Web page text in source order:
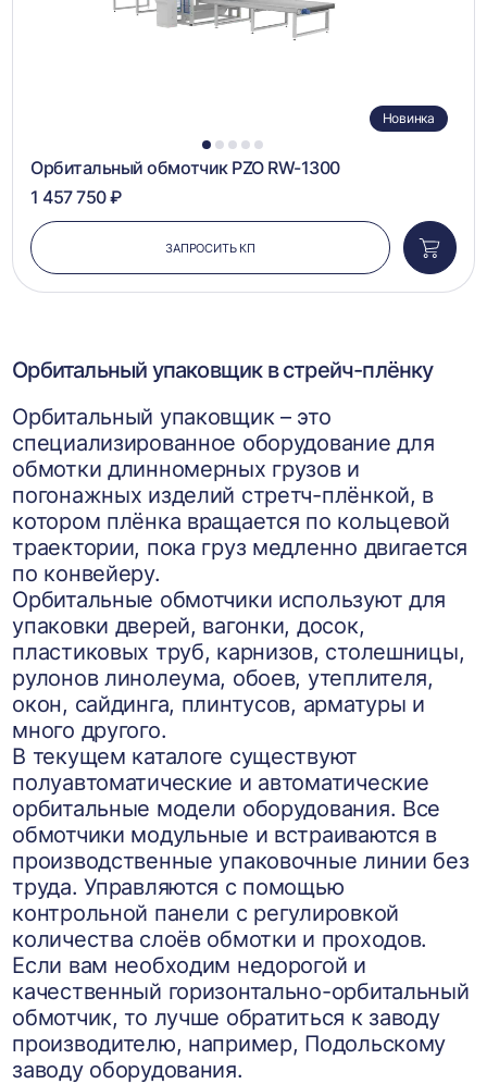
1 2 3 4 5
Новинка
Орбитальный обмотчик PZO RW-1300
1 457 750 ₽
ЗАПРОСИТЬ КП
в
Орбитальный упаковщик в стрейч-плёнку
Орбитальный упаковщик – это
специализированное оборудование для
обмотки длинномерных грузов и
погонажных изделий стретч-плёнкой, в
котором плёнка вращается по кольцевой
траектории, пока груз медленно двигается
по конвейеру.
Орбитальные обмотчики используют для
упаковки дверей, вагонки, досок,
пластиковых труб, карнизов, столешницы,
рулонов линолеума, обоев, утеплителя,
окон, сайдинга, плинтусов, арматуры и
много другого.
В текущем каталоге существуют
полуавтоматические и автоматические
орбитальные модели оборудования. Все
обмотчики модульные и встраиваются в
производственные упаковочные линии без
труда. Управляются с помощью
контрольной панели с регулировкой
количества слоёв обмотки и проходов.
Если вам необходим недорогой и
качественный горизонтально-орбитальный
обмотчик, то лучше обратиться к заводу
производителю, например, Подольскому
заводу оборудования.